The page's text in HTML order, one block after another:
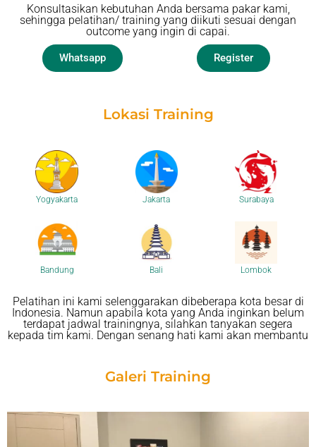
Konsultasikan kebutuhan Anda bersama pakar kami,
sehingga pelatihan/ training yang diikuti sesuai dengan
outcome yang ingin di capai.
Whatsapp Register
Lokasi Training
Yogyakarta Jakarta Surabaya
Bandung Bali Lombok
Pelatihan ini kami selenggarakan dibeberapa kota besar di
Indonesia. Namun apabila kota yang Anda inginkan belum
terdapat jadwal trainingnya, silahkan tanyakan segera
kepada tim kami. Dengan senang hati kami akan membantu
Galeri Training